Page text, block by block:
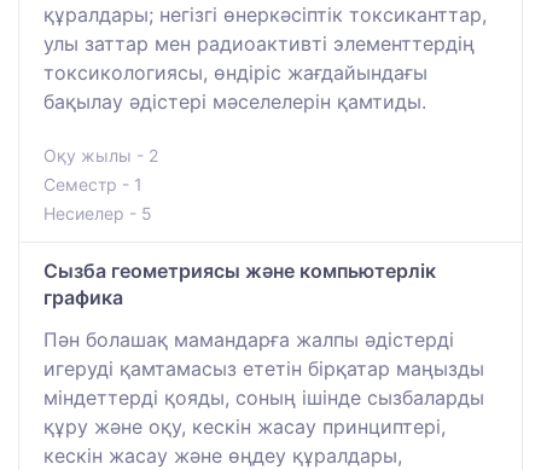
құралдары; негізгі өнеркәсіптік токсиканттар,
улы заттар мен радиоактивті элементтердің
токсикологиясы, өндіріс жағдайындағы
бақылау әдістері мәселелерін қамтиды.
Оқу жылы - 2
Семестр - 1
Несиелер - 5
Сызба геометриясы және компьютерлік
графика
Пән болашақ мамандарға жалпы әдістерді
игеруді қамтамасыз ететін бірқатар маңызды
міндеттерді қояды, соның ішінде сызбаларды
құру және оқу, кескін жасау принциптері,
кескін жасау және өңдеу құралдары,